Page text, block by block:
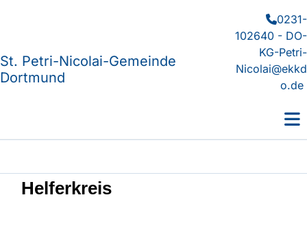
St. Petri-Nicolai-Gemeinde
Dortmund
0231-
102640 - DO-
KG-Petri-
Nicolai@ekkd
o.de
Helferkreis